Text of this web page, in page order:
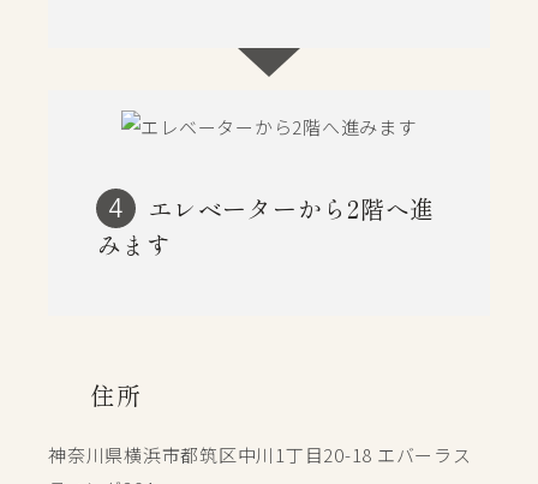
4
エレベーターから2階へ進
みます
住所
神奈川県横浜市都筑区中川1丁目20-18 エバーラス